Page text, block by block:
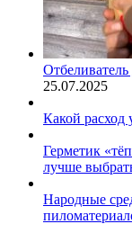
25.07.2025
Какой расход
Герметик
лучше
Народные